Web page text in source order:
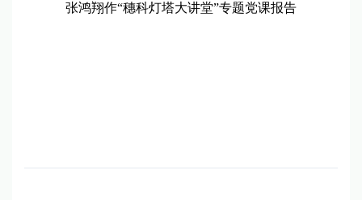
张鸿翔作“穗科灯塔大讲堂”专题党课报告